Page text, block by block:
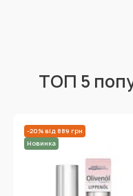
ТОП 5
-20% від 889 грн
Новинка